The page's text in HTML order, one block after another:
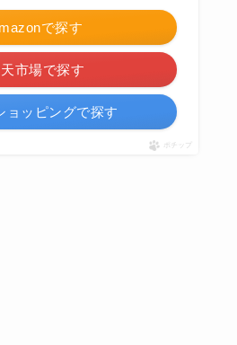
で探す
市場で探す
ョッピングで探す
ポチップ